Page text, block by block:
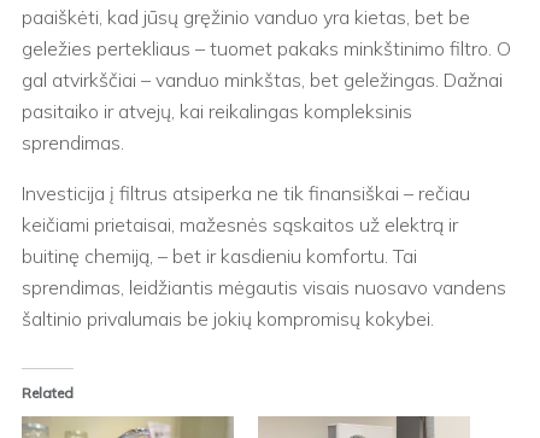
paaiškėti, kad jūsų gręžinio vanduo yra kietas, bet be
geležies pertekliaus – tuomet pakaks minkštinimo filtro. O
gal atvirkščiai – vanduo minkštas, bet geležingas. Dažnai
pasitaiko ir atvejų, kai reikalingas kompleksinis
sprendimas.
Investicija į filtrus atsiperka ne tik finansiškai – rečiau
keičiami prietaisai, mažesnės sąskaitos už elektrą ir
buitinę chemiją, – bet ir kasdieniu komfortu. Tai
sprendimas, leidžiantis mėgautis visais nuosavo vandens
šaltinio privalumais be jokių kompromisų kokybei.
Related